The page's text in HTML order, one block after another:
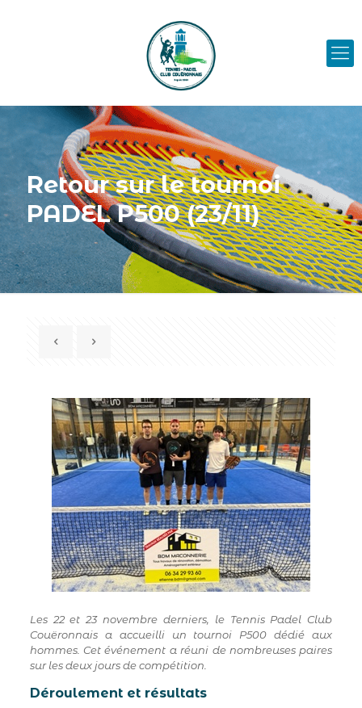
Retour sur le tournoi
PADEL P500 (23/11)
Les 22 et 23 novembre derniers, le Tennis Padel Club
Couëronnais a accueilli un tournoi P500 dédié aux
hommes. Cet événement a réuni de nombreuses paires
sur les deux jours de compétition.
Déroulement et résultats